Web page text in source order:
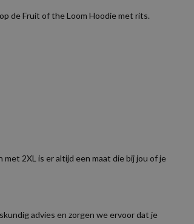
de Fruit of the Loom Hoodie met rits.
2XL is er altijd een maat die bij jou of je
advies en zorgen we ervoor dat je